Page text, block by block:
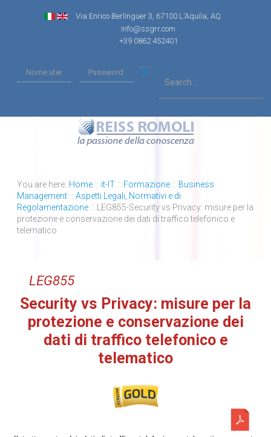
Via Enrico Berlinguer 3, 67100 L'Aquila, AQ
info@ssgrr.com
+39 0862 452401
You are here: Home :: it-IT :: Formazione :: Business
Management :: Aspetti Legali, Normativi e di
Regolamentazione ::
LEG855-Security vs Privacy: misure per la
protezione e conservazione dei dati di traffico telefonico e
telematico
LEG855
Security vs Privacy: misure per la
protezione e conservazione dei
dati di traffico telefonico e
telematico